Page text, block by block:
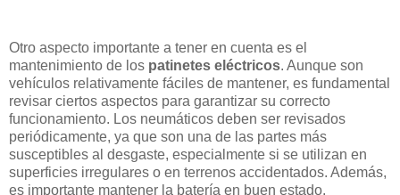
Otro aspecto importante a tener en cuenta es el
mantenimiento de los patinetes eléctricos. Aunque son
vehículos relativamente fáciles de mantener, es fundamental
revisar ciertos aspectos para garantizar su correcto
funcionamiento. Los neumáticos deben ser revisados
periódicamente, ya que son una de las partes más
susceptibles al desgaste, especialmente si se utilizan en
superficies irregulares o en terrenos accidentados. Además,
es importante mantener la batería en buen estado,